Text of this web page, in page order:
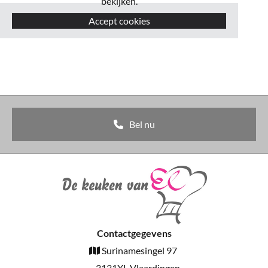
Accept cookies
Bel nu
Contactgegevens
 Surinamesingel 97